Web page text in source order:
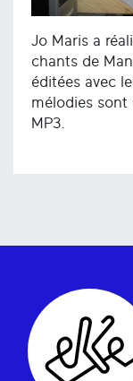
Jo Maris a
chants de
éditées avec
mélodies sont
MP3.